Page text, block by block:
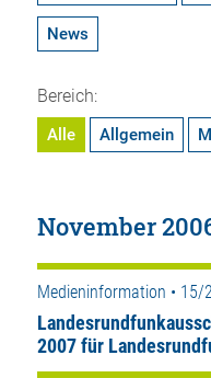
News
Bereich:
Alle Allgemein
November
Medieninformation •
2007 für